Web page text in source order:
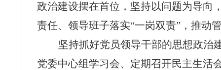
政治建设摆在首位，坚持以问题为导向
责任、领导班子落实“一岗双责”，推动
坚持抓好党员领导干部的思想政治
党委中心组学习会、定期召开民主生活